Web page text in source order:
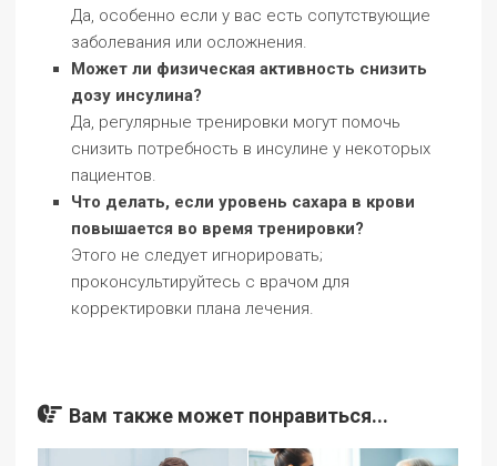
Да, особенно если у вас есть сопутствующие
заболевания или осложнения.
Может ли физическая активность снизить
дозу инсулина?
Да, регулярные тренировки могут помочь
снизить потребность в инсулине у некоторых
пациентов.
Что делать, если уровень сахара в крови
повышается во время тренировки?
Этого не следует игнорировать;
проконсультируйтесь с врачом для
корректировки плана лечения.
Вам также может понравиться...